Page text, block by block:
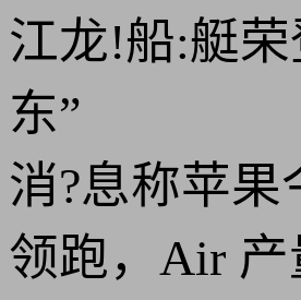
江龙!船:艇
东”
消?息称苹果
领跑，Air 产